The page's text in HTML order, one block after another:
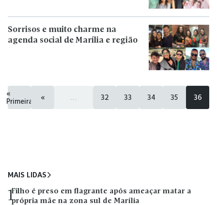
Sorrisos e muito charme na
agenda social de Marília e região
«
Primeira
« 32 33 34 35 36
MAIS LIDAS
1Filho é preso em flagrante após ameaçar matar a
própria mãe na zona sul de Marília